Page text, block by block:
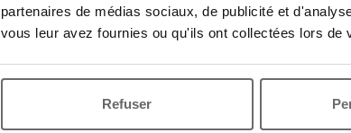
partenaires de médias sociaux, de publicité et
vous leur avez fournies ou qu'ils ont collectées lors de
Refuser